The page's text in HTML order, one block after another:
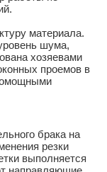
материала.
шума,
хозяевами
проемов в
брака на
резки
выполняется